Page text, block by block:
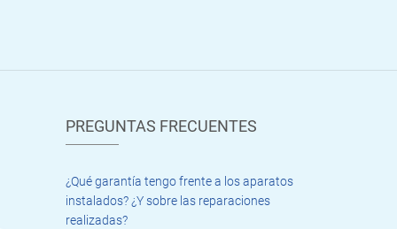
PREGUNTAS FRECUENTES
¿Qué garantía tengo frente a los aparatos
instalados? ¿Y sobre las reparaciones
realizadas?